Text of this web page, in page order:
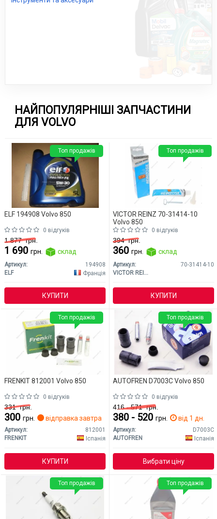
НАЙПОПУЛЯРНІШІ ЗАПЧАСТИНИ
ДЛЯ VOLVO
ELF 194908 Volvo 850
0 відгуків
1 877грн.
1 690 грн. склад
Артикул:
194908
ELF
Франція
КУПИТИ
Топ продажів
VICTOR REINZ 70-31414-10
Volvo 850
0 відгуків
394грн.
360 грн. склад
Артикул:
70-31414-10
VICTOR REINZ
КУПИТИ
Топ продажів
FRENKIT 812001 Volvo 850
0 відгуків
331грн.
300 грн. відправка завтра
Артикул:
812001
FRENKIT
Іспанія
КУПИТИ
Топ продажів
AUTOFREN D7003C Volvo 850
0 відгуків
416 - 571грн.
380 - 520 грн. від 1 дн.
Артикул:
D7003C
AUTOFREN
Іспанія
Вибрати ціну
Топ продажів
Топ продажів Топ продажів